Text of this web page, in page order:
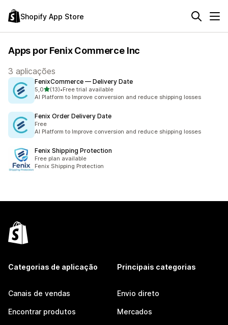
Shopify App Store
Apps por Fenix Commerce Inc
3 aplicações
FenixCommerce — Delivery Date
5,0de 5 estrelas
(13)
13 total de avaliações
•Free trial available
AI Platform to Improve conversion and reduce shipping losses
Fenix Order Delivery Date
Free
AI Platform to Improve conversion and reduce shipping losses
Fenix Shipping Protection
Free plan available
Fenix Shipping Protection
Categorias de aplicação
Canais de vendas
Encontrar produtos
Principais categorias
Envio direto
Mercados